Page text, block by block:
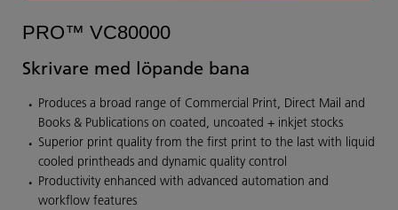
PRO™ VC80000
Skrivare med löpande bana
Produces a broad range of Commercial Print, Direct Mail and
Books & Publications on coated, uncoated + inkjet stocks
Superior print quality from the first print to the last with liquid
cooled printheads and dynamic quality control
Productivity enhanced with advanced automation and
workflow features